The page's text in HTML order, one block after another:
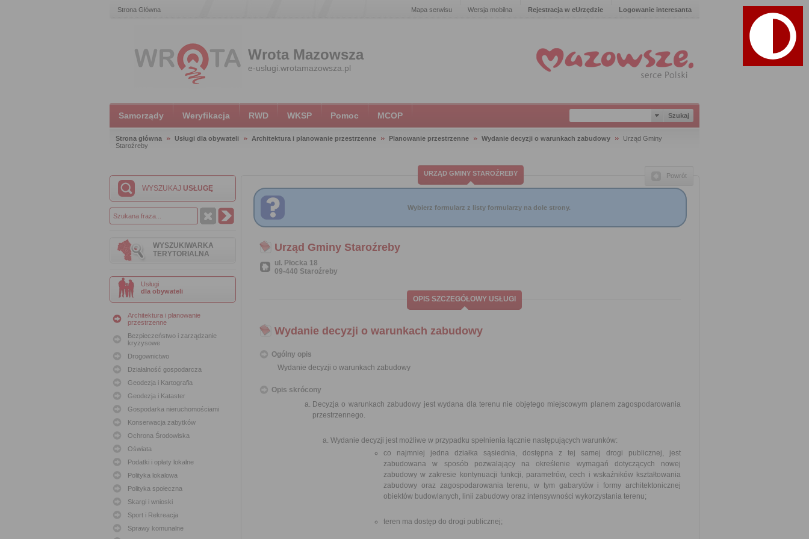
Strona Główna Mapa serwisu Wersja mobilna Rejestracja w eUrzędzie Logowanie interesanta
Wrota Mazowsza
e-uslugi.wrotamazowsza.pl
Samorządy Weryfikacja RWD WKSP Pomoc MCOP
Strona główna Usługi dla obywateli Architektura i planowanie przestrzenne Planowanie przestrzenne Wydanie decyzji o warunkach zabudowy
Urząd Gminy
Staroźreby
WYSZUKAJ USŁUGĘ
WYSZUKIWARKA
TERYTORIALNA
Usługi
dla obywateli
Architektura i planowanie
przestrzenne
Bezpieczeństwo i zarządzanie
kryzysowe
Drogownictwo
Działalność gospodarcza
Geodezja i Kartografia
Geodezja i Kataster
Gospodarka nieruchomościami
Konserwacja zabytków
Ochrona Środowiska
Oświata
Podatki i opłaty lokalne
Polityka lokalowa
Polityka społeczna
Skargi i wnioski
Sport i Rekreacja
Sprawy komunalne
URZĄD GMINY STAROŹREBY Powrót
Wybierz formularz z listy formularzy na dole strony.
Urząd Gminy Staroźreby
ul. Płocka 18
09-440 Staroźreby
OPIS SZCZEGÓŁOWY USŁUGI
Wydanie decyzji o warunkach zabudowy
Ogólny opis
Wydanie decyzji o warunkach zabudowy
Opis skrócony
Decyzja o warunkach zabudowy jest wydana dla terenu nie objętego miejscowym planem zagospodarowania
przestrzennego.
Wydanie decyzji jest możliwe w przypadku spełnienia łącznie następujących warunków:
co najmniej jedna działka sąsiednia, dostępna z tej samej drogi publicznej, jest
zabudowana w sposób pozwalający na określenie wymagań dotyczących nowej
zabudowy w zakresie kontynuacji funkcji, parametrów, cech i wskaźników kształtowania
zabudowy oraz zagospodarowania terenu, w tym gabarytów i formy architektonicznej
obiektów budowlanych, linii zabudowy oraz intensywności wykorzystania terenu;
teren ma dostęp do drogi publicznej;